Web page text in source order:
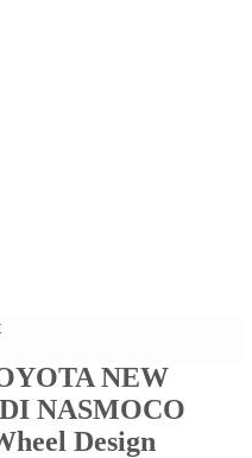
NEW
NASMOCO
Design